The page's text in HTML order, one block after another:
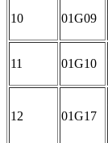
10 01G09
11 01G10
12 01G17